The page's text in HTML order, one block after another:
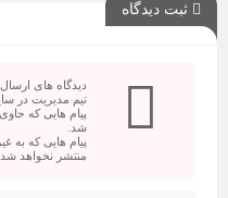
ثبت دیدگاه
دیدگاه های
تیم مدیریت در
پیام هایی که
شد.
پیام هایی که به
منتشر نخواهد شد.